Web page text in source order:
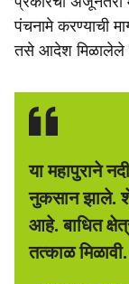
पंचनामे करण्याची
तसे आदेश मिळालेले
या महापुराने
नुकसान झाले.
आहे. बाधित
तत्काळ मिळावी.